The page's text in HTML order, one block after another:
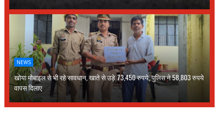
NEWS
खोया मोबाइल से भी रहे सावधान, खाते से उड़े 73,450 रुपये, पुलिस ने 58,803 रुपये
वापस दिलाए